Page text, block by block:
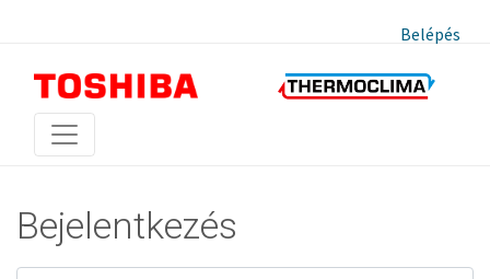
Belépés
Bejelentkezés